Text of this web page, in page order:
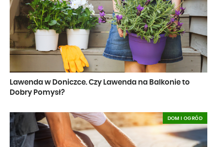
Lawenda w Doniczce. Czy Lawenda na Balkonie to
Dobry Pomysł?
DOM I OGRÓD